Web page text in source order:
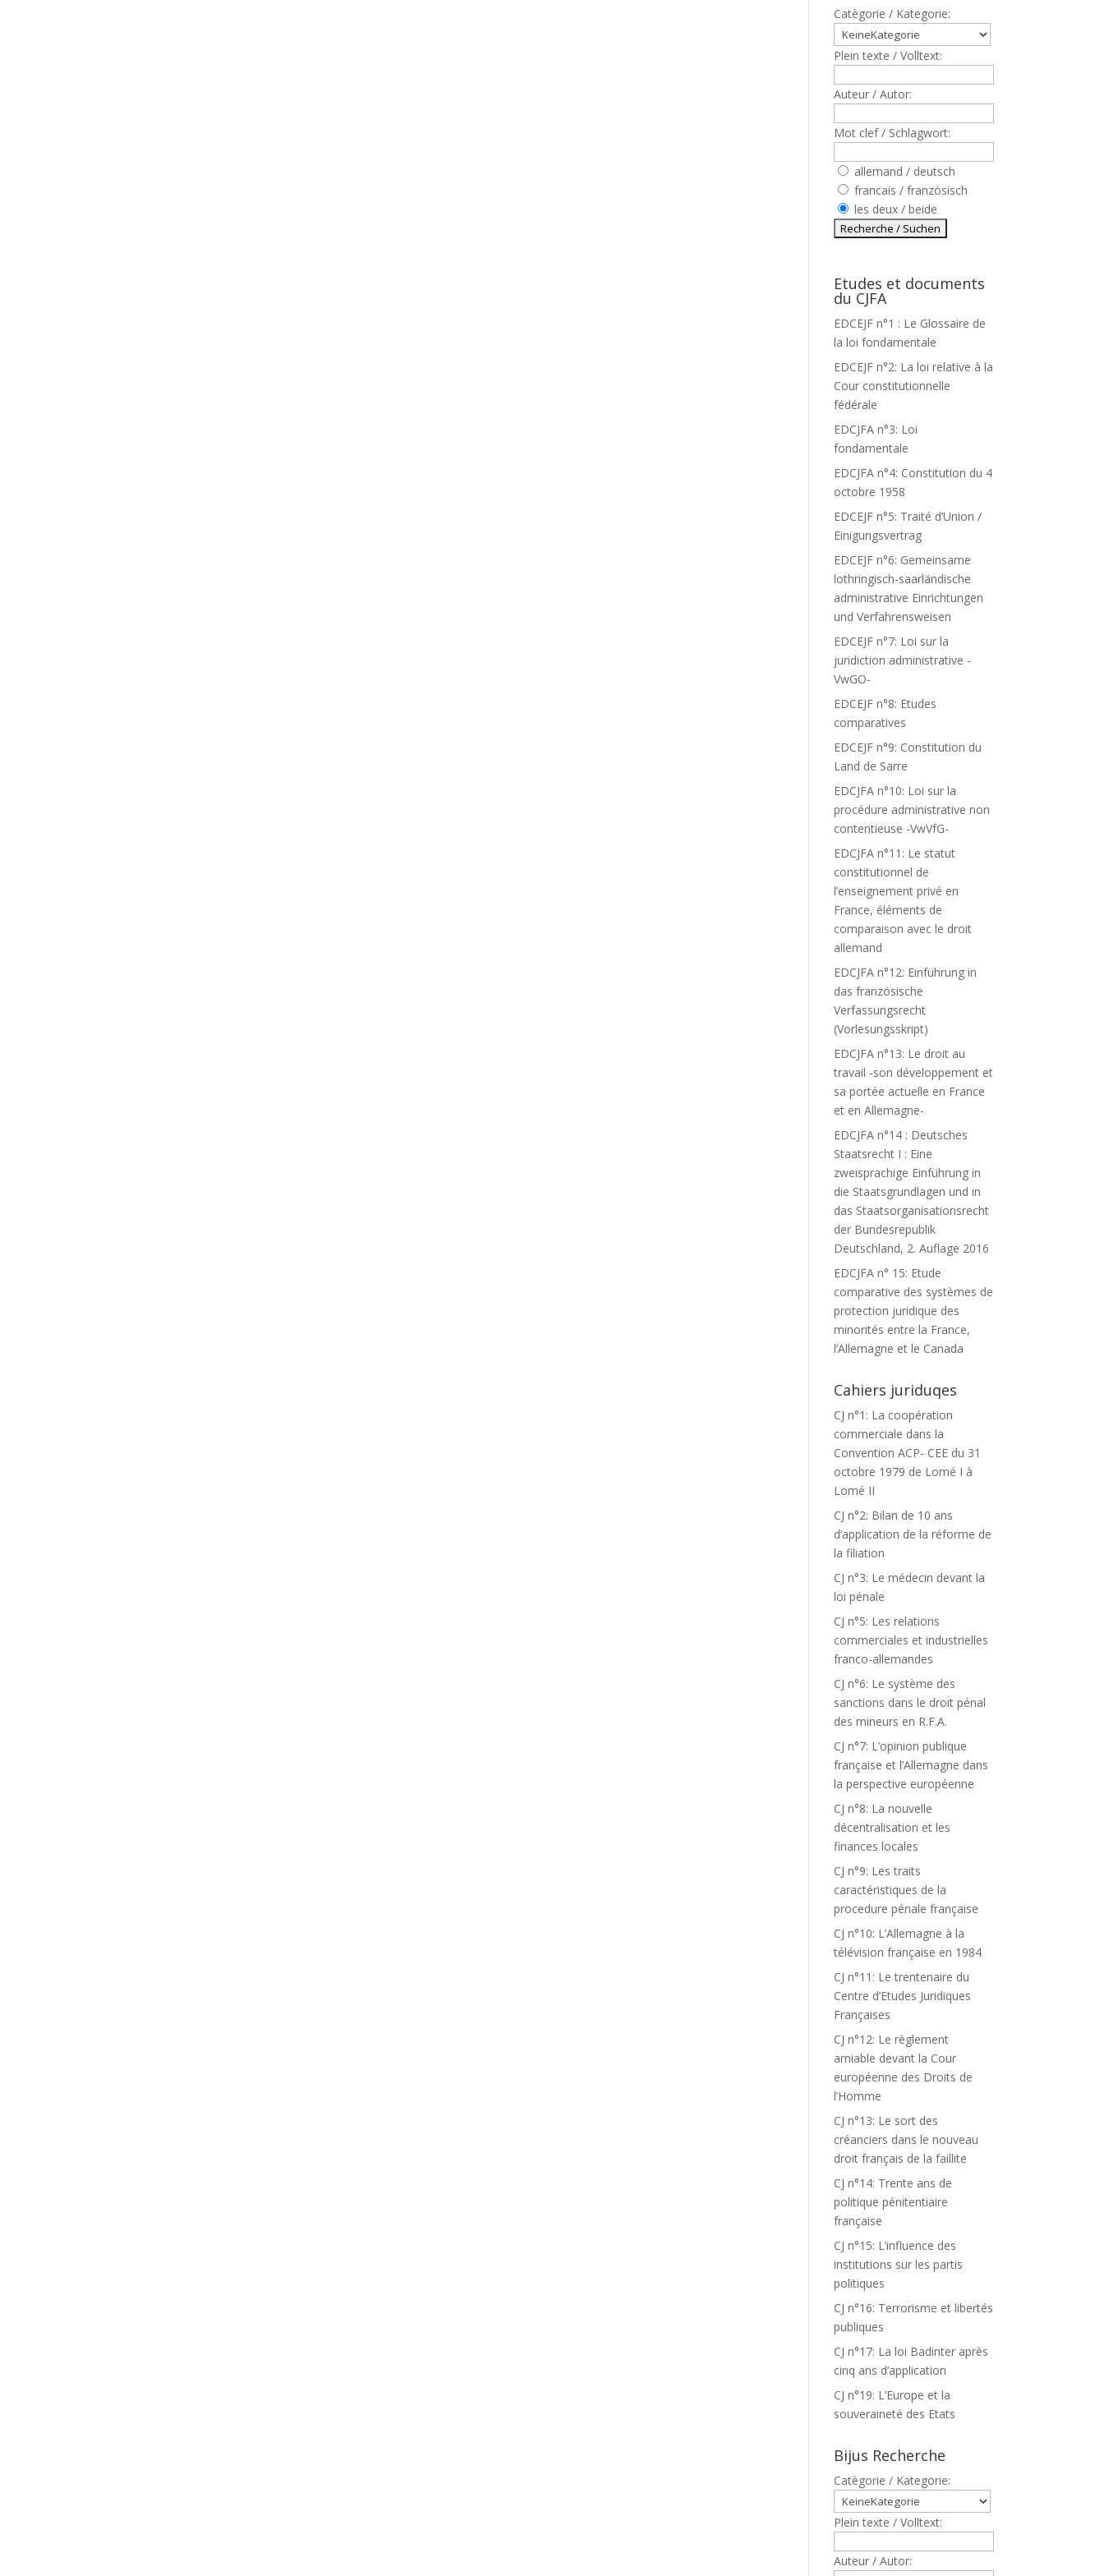
Catègorie / Kategorie:
Plein texte / Volltext:
Auteur / Autor:
Mot clef / Schlagwort:
allemand / deutsch
francais / französisch
les deux / beide
Etudes et documents
du CJFA
EDCEJF n°1 : Le Glossaire de
la loi fondamentale
EDCEJF n°2: La loi relative à la
Cour constitutionnelle
fédérale
EDCJFA n°3: Loi
fondamentale
EDCJFA n°4: Constitution du 4
octobre 1958
EDCEJF n°5: Traité d’Union /
Einigungsvertrag
EDCEJF n°6: Gemeinsame
lothringisch-saarländische
administrative Einrichtungen
und Verfahrensweisen
EDCEJF n°7: Loi sur la
juridiction administrative -
VwGO-
EDCEJF n°8: Etudes
comparatives
EDCEJF n°9: Constitution du
Land de Sarre
EDCJFA n°10: Loi sur la
procédure administrative non
contentieuse -VwVfG-
EDCJFA n°11: Le statut
constitutionnel de
l’enseignement privé en
France, éléments de
comparaison avec le droit
allemand
EDCJFA n°12: Einführung in
das französische
Verfassungsrecht
(Vorlesungsskript)
EDCJFA n°13: Le droit au
travail -son développement et
sa portée actuelle en France
et en Allemagne-
EDCJFA n°14 : Deutsches
Staatsrecht I : Eine
zweisprachige Einführung in
die Staatsgrundlagen und in
das Staatsorganisationsrecht
der Bundesrepublik
Deutschland, 2. Auflage 2016
EDCJFA n° 15: Etude
comparative des systèmes de
protection juridique des
minorités entre la France,
l’Allemagne et le Canada
Cahiers juriduqes
CJ n°1: La coopération
commerciale dans la
Convention ACP- CEE du 31
octobre 1979 de Lomé I à
Lomé II
CJ n°2: Bilan de 10 ans
d’application de la réforme de
la filiation
CJ n°3: Le médecin devant la
loi pénale
CJ n°5: Les relations
commerciales et industrielles
franco-allemandes
CJ n°6: Le système des
sanctions dans le droit pénal
des mineurs en R.F.A.
CJ n°7: L’opinion publique
française et l’Allemagne dans
la perspective européenne
CJ n°8: La nouvelle
décentralisation et les
finances locales
CJ n°9: Les traits
caractéristiques de la
procedure pénale française
CJ n°10: L’Allemagne à la
télévision française en 1984
CJ n°11: Le trentenaire du
Centre d’Etudes Juridiques
Françaises
CJ n°12: Le règlement
amiable devant la Cour
européenne des Droits de
l’Homme
CJ n°13: Le sort des
créanciers dans le nouveau
droit français de la faillite
CJ n°14: Trente ans de
politique pénitentiaire
française
CJ n°15: L’influence des
institutions sur les partis
politiques
CJ n°16: Terrorisme et libertés
publiques
CJ n°17: La loi Badinter après
cinq ans d’application
CJ n°19: L’Europe et la
souveraineté des Etats
Bijus Recherche
Catègorie / Kategorie:
Plein texte / Volltext:
Auteur / Autor: